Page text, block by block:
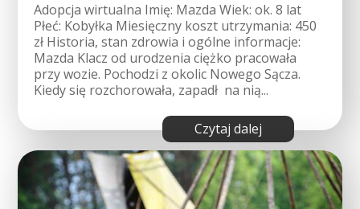
Adopcja wirtualna Imię: Mazda Wiek: ok. 8 lat
Płeć: Kobyłka Miesięczny koszt utrzymania: 450
zł Historia, stan zdrowia i ogólne informacje:
Mazda Klacz od urodzenia ciężko pracowała
przy wozie. Pochodzi z okolic Nowego Sącza.
Kiedy się rozchorowała, zapadł na nią...
czytaj dalej